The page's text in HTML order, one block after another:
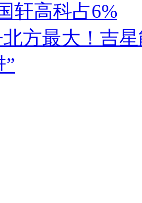
轩高科占6%
北方最大！吉
”